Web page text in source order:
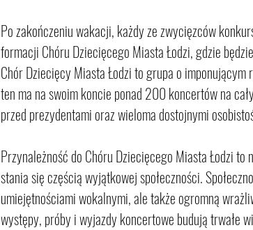
Po zakończeniu wakacji, każdy ze zwycięzców
formacji Chóru Dziecięcego Miasta Łodzi, gdzie
Chór Dziecięcy Miasta Łodzi to grupa o
ten ma na swoim koncie ponad 200 koncertów na
przed prezydentami oraz wieloma dostojnymi
Przynależność do Chóru Dziecięcego Miasta Łodzi
stania się częścią wyjątkowej społeczności.
umiejętnościami wokalnymi, ale także ogromną
występy, próby i wyjazdy koncertowe budują trwałe